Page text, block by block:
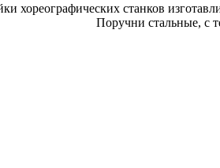
хореографических станков
Поручни стальные, с